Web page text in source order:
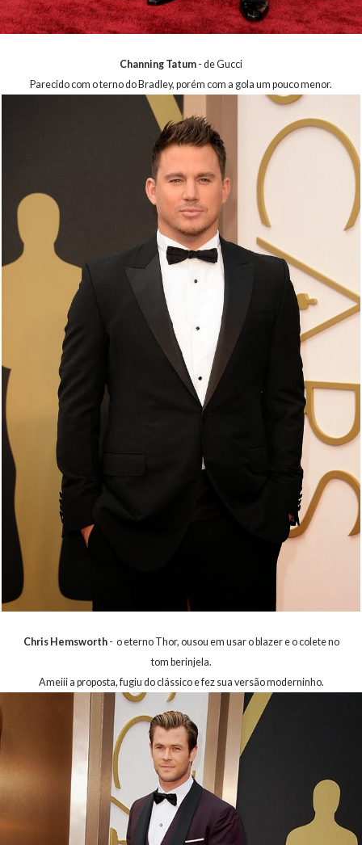
Channing Tatum - de Gucci
Parecido com o terno do Bradley, porém com a gola um pouco menor.
Chris Hemsworth- o eterno Thor, ousou em usar o blazer e o colete no
tom berinjela.
Ameiii a proposta, fugiu do clássico e fez sua versão moderninho.